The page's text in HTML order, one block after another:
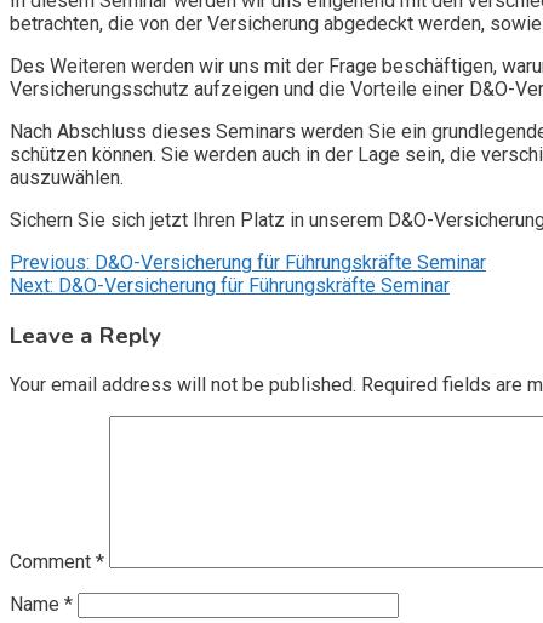
betrachten, die von der Versicherung abgedeckt werden,
Des Weiteren werden wir uns mit der Frage beschäftigen,
Versicherungsschutz aufzeigen und die Vorteile einer D&O-
Nach Abschluss dieses Seminars werden Sie ein
schützen können. Sie werden auch in der Lage sein, die
auszuwählen.
Sichern Sie sich jetzt Ihren Platz in unserem D&O-
Post
navigation
Previous: D&O-Versicherung für Führungskräfte Seminar
Next: D&O-Versicherung für Führungskräfte Seminar
Leave a Reply
Your email address will not be published. Required fields are
Comment *
Name *